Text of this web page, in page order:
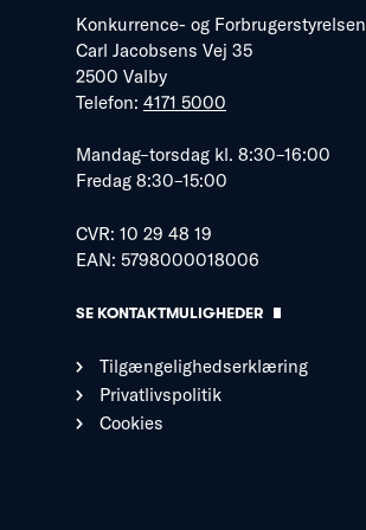
Konkurrence- og Forbrugerstyrelsen
Carl Jacobsens Vej 35
2500 Valby
Telefon: 4171 5000
Mandag–torsdag kl. 8:30–16:00
Fredag 8:30–15:00
CVR: 10 29 48 19
EAN: 5798000018006
SE KONTAKTMULIGHEDER
Tilgængelighedserklæring
Privatlivspolitik
Cookies